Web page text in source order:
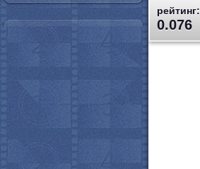
рейтинг:
0.076